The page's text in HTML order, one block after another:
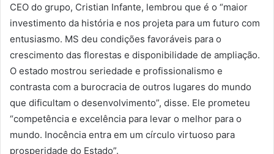
CEO do grupo, Cristian Infante, lembrou que é o “maior
investimento da história e nos projeta para um futuro com
entusiasmo. MS deu condições favoráveis para o
crescimento das florestas e disponibilidade de ampliação.
O estado mostrou seriedade e profissionalismo e
contrasta com a burocracia de outros lugares do mundo
que dificultam o desenvolvimento”, disse. Ele prometeu
“competência e excelência para levar o melhor para o
mundo. Inocência entra em um círculo virtuoso para
prosperidade do Estado”.